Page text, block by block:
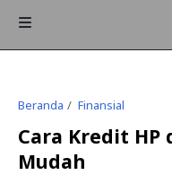
Beranda Finansial
Cara Kredit
Mudah